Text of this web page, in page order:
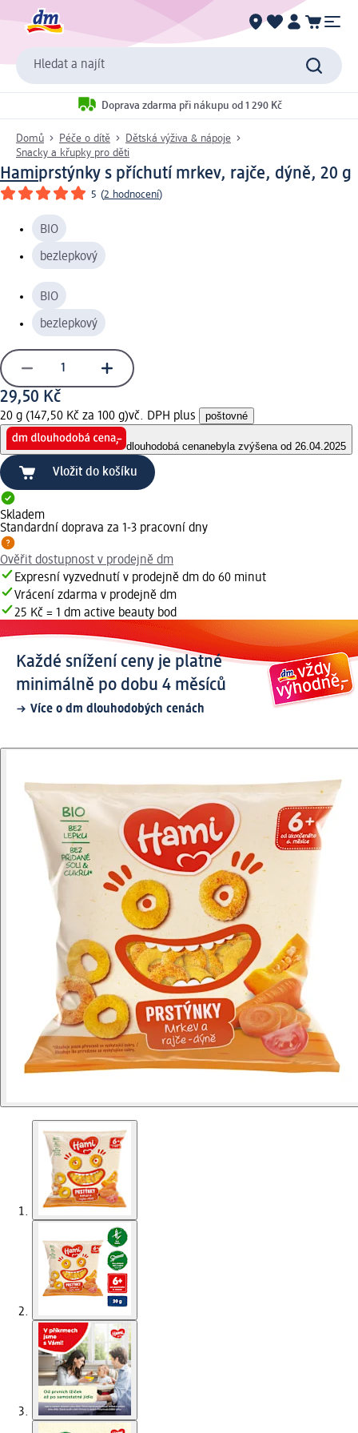
Hledat a najít
Doprava zdarma při nákupu od 1 290 Kč
Domů Péče o dítě
Dětská výživa & nápoje
Snacky a křupky pro děti
Hamiprstýnky s příchutí mrkev, rajče, dýně, 20 g
5 (2 hodnocení)
BIO
bezlepkový
BIO
bezlepkový
29,50 Kč
20 g (147,50 Kč za 100 g)vč. DPH plus poštovné
dlouhodobá cenanebyla zvýšena od 26.04.2025
Vložit do košíku
Skladem
Standardní doprava za 1-3 pracovní dny
Ověřit dostupnost v prodejně dm
Expresní vyzvednutí v prodejně dm do 60 minut
Vrácení zdarma v prodejně dm
25 Kč = 1 dm active beauty bod
Každé snížení ceny je platné
minimálně po dobu 4 měsíců
Více o dm dlouhodobých cenách